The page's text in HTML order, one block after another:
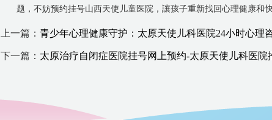
题，不妨预约挂号山西天使儿童医院，讓孩子重新找回心理健康和
上一篇： 青少年心理健康守护：太原天使儿科医院24小时心理
下一篇： 太原治疗自闭症医院挂号网上预约-太原天使儿科医院